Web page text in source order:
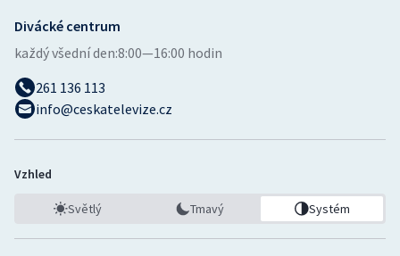
Divácké centrum
každý všední den:8:00—16:00 hodin
261 136 113
info@ceskatelevize.cz
Vzhled
Světlý Tmavý Systém